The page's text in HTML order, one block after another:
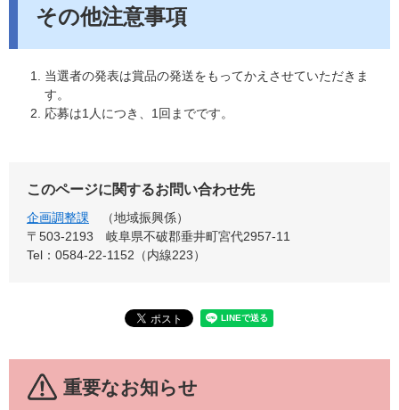
その他注意事項
当選者の発表は賞品の発送をもってかえさせていただきま
す。
応募は1人につき、1回までです。
このページに関するお問い合わせ先
企画調整課
地域振興係
〒503-2193
岐阜県不破郡垂井町宮代2957-11
Tel：0584-22-1152（内線223）
重要なお知らせ